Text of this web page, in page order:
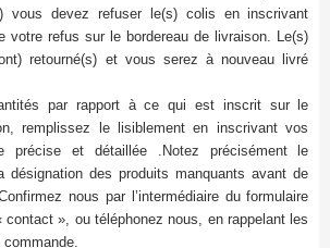
vous devez refuser le(s) colis en inscrivant
votre refus sur le bordereau de livraison. Le(s)
retourné(s) et vous serez à nouveau livré
par rapport à ce qui est inscrit sur le
remplissez le lisiblement en inscrivant vos
précise et détaillée .Notez précisément le
désignation des produits manquants avant de
nous par l’intermédiaire du formulaire
contact », ou téléphonez nous, en rappelant les